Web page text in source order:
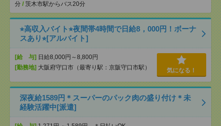
分 / 茨木市駅からバス20分
⭐︎高収入バイト⭐︎夜間帯4時間で日給8，000円！ボーナ
スあり⭐︎[アルバイト]
[給 与] 日給8,000円～8,800円
[勤務地] 大阪府守口市（最寄り駅：京阪守口市駅） 気になる！
深夜給1589円＊スーパーのパック肉の盛り付け＊未
経験活躍中[派遣]